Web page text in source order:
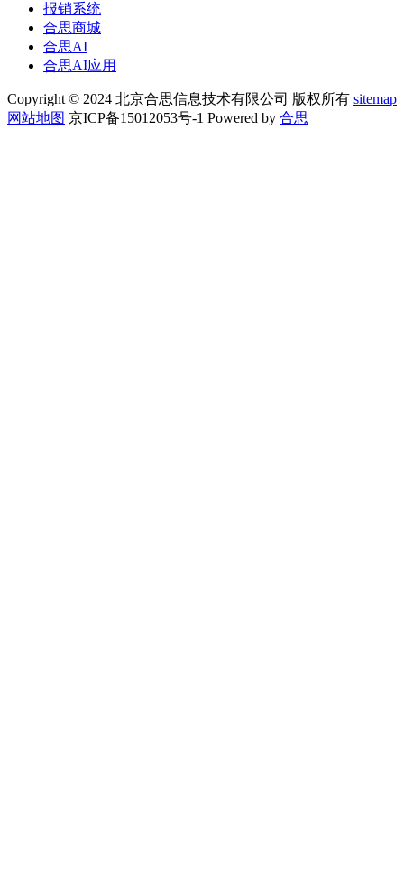
报销系统
合思商城
合思AI
合思AI应用
Copyright © 2024 北京合思信息技术有限公司 版权所有 sitemap
网站地图 京ICP备15012053号-1 Powered by 合思